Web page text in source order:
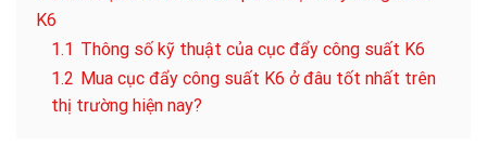
K6
1.1 Thông số kỹ thuật của cục đẩy công suất K6
1.2 Mua cục đẩy công suất K6 ở đâu tốt nhất trên
thị trường hiện nay?